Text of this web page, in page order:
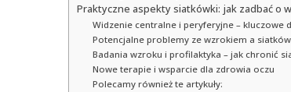
Praktyczne aspekty siatkówki: jak zadbać o
Widzenie centralne i peryferyjne – kluczowe
Potencjalne problemy ze wzrokiem a
Badania wzroku i profilaktyka – jak chronić
Nowe terapie i wsparcie dla zdrowia oczu
Polecamy również te artykuły: